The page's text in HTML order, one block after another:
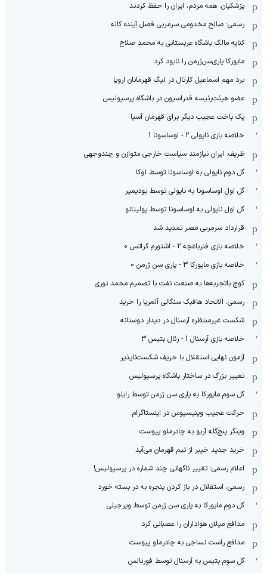
پزشکیان: همه مردم، ایران را حفظ کردند
رسمی: صالح مخدومی سرمربی فصل آینده کاله
کنایه مالک باشگاه عربستانی به محمد صلاح
مایورکا پاری‌سن‌ژرمن را نابود کرد
برد مهم اسماعیل کارتال در لیگ قهرمانان اروپا
عضو هیئت‌رئیسه فدراسیون در باشگاه پرسپولیس
یک باخت عجیب دیگر برای قهرمان آسیا
خلاصه بازی ناپولی 2 - اوساسونا 1
ظریف: ایران نیازمند سیاست خارجی متوازن و چندوجهی
گل دوم ناپولی به اوساسونا توسط لوکا
گل اول اوساسونا به ناپولی توسط بودیمیر
گل اول ناپولی به اوساسونا توسط پولیتانو
قرارداد سرمربی مصر تمدید شد
خلاصه بازی فنرباغچه 2 - اشتورم گراتس 0
خلاصه بازی مایورکا 3 - پاری سن ژرمن 0
کوچ باتجربه‌ها به صنعت نفت با تصمیم محمد نوری
رسمی: الاتحاد هافبک سنگالی آلمریا را خرید
شکست غیرمنتظره آرسنال در دیدار دوستانه
خلاصه بازی آرسنال 1 - رئال بتیس 3
آزمون نهایی استقلال با حریف شکست‌ناپذیر
تغییر بزرگ در ساختار باشگاه پرسپولیس
گل سوم مایورکا به پاری سن ژرمن توسط رایلو
حرکت عجیب وینیسیوس در اینستاگرام
وینگر پنج‌گله آریو به چادرملو پیوست
خرید جدید خیبر از تیم قهرمان می‌آید
اعلام رسمی: تغییر ناگهانی چند شماره در پرسپولیس!
رسمی: استقلال در باز کردن پنجره به در بسته خورد
گل دوم مایورکا به پاری سن ژرمن توسط ویرجیلی
مدافع میلان هواداران را عصبانی کرد
مدافع راست نساجی به چادرملو پیوست
گل سوم بتیس به آرسنال توسط فورنالس